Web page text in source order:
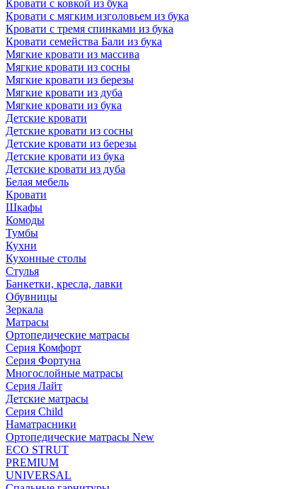
Кровати с ковкой из бука
Кровати с мягким изголовьем из бука
Кровати с тремя спинками из бука
Кровати семейства Бали из бука
Мягкие кровати из массива
Мягкие кровати из сосны
Мягкие кровати из березы
Мягкие кровати из дуба
Мягкие кровати из бука
Детские кровати
Детские кровати из сосны
Детские кровати из березы
Детские кровати из бука
Детские кровати из дуба
Белая мебель
Кровати
Шкафы
Комоды
Тумбы
Кухни
Кухонные столы
Стулья
Банкетки, кресла, лавки
Обувницы
Зеркала
Матрасы
Ортопедические матрасы
Серия Комфорт
Серия Фортуна
Многослойные матрасы
Серия Лайт
Детские матрасы
Серия Child
Наматрасники
Ортопедические матрасы New
ECO STRUT
PREMIUM
UNIVERSAL